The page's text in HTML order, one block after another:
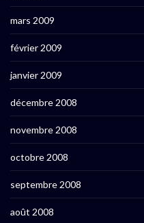
mars 2009
février 2009
janvier 2009
décembre 2008
novembre 2008
octobre 2008
septembre 2008
août 2008